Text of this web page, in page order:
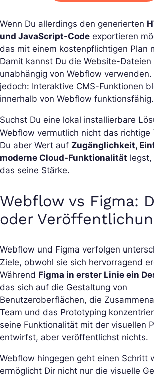
Wenn Du allerdings den generierten
und JavaScript-Code exportieren
das mit einem kostenpflichtigen Plan
Damit kannst Du die Website-Dateien
unabhängig von Webflow verwenden.
jedoch: Interaktive CMS-Funktionen
innerhalb von Webflow funktionsfähig.
Suchst Du eine lokal installierbare
Webflow vermutlich nicht das richtige
Du aber Wert auf Zugänglichkeit,
moderne Cloud-Funktionalität
das seine Stärke.
Webflow vs Figma:
oder
Webflow und Figma verfolgen
Ziele, obwohl sie sich hervorragend
Während Figma in erster Linie ein
das sich auf die Gestaltung von
Benutzeroberflächen, die
Team und das Prototyping
seine Funktionalität mit der visuellen
entwirfst, aber veröffentlichst nichts.
Webflow hingegen geht einen Schritt
ermöglicht Dir nicht nur die visuelle